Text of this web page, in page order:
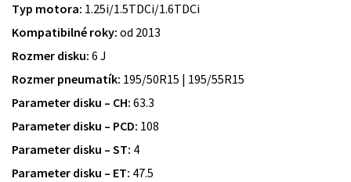
Typ motora: 1.25i/1.5TDCi/1.6TDCi
Kompatibilné roky: od 2013
Rozmer disku: 6 J
Rozmer pneumatík: 195/50R15 | 195/55R15
Parameter disku – CH: 63.3
Parameter disku – PCD: 108
Parameter disku – ST: 4
Parameter disku – ET: 47.5